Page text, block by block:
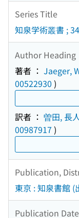
Series Title
知泉学術叢書 ; 34
Author Heading
著者 ： Jaeger,
00522930 )
訳者 ： 曽田, 長
00987917 )
Publication,
東京 : 知泉書館 (
Publication Date